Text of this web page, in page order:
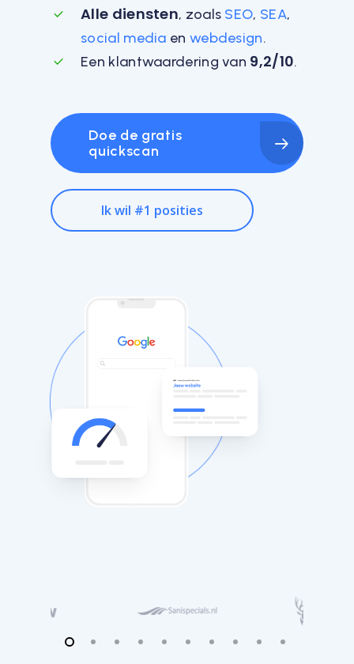
Alle diensten, zoals SEO, SEA,
social media en webdesign.
Een klantwaardering van 9,2/10.
Doe de gratis
quickscan
Ik wil #1 posities